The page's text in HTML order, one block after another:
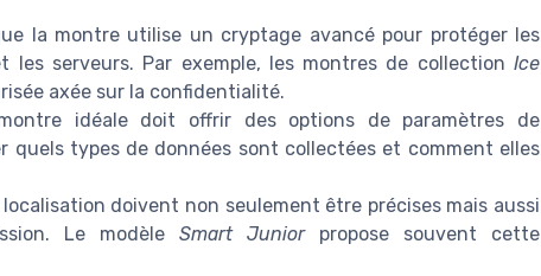
la montre utilise un cryptage avancé pour protéger les
serveurs. Par exemple, les montres de collection Ice
axée sur la confidentialité.
idéale doit offrir des options de paramètres de
types de données sont collectées et comment elles
doivent non seulement être précises mais aussi
Le modèle Smart Juniorpropose souvent cette